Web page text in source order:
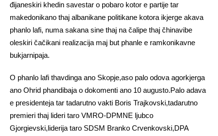
đijaneskiri khedin savestar o pobaro kotor e partije tar
makedonikano thaj albanikane politikane kotora ikjerge akava
phanlo lafi, numa sakana sine thaj na čalipe thaj čhinavibe
oleskiri čačikani realizacija maj but phanle e ramkonikavne
bukjarnipaja.
O phanlo lafi thavdinga ano Skopje,aso palo odova agorkjerga
ano Ohrid phandibaja o dokomenti ano 10 augusto.Palo adava
e presidenteja tar tadarutno vakti Boris Trajkovski,tadarutno
premieri thaj lideri taro VMRO-DPMNE ljubco
Gjorgievski,liderija taro SDSM Branko Crvenkovski,DPA